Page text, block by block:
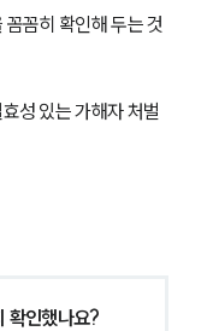
약
꼼히 확인해 두는 것
성 있는 가해자 처벌
확인했나요?